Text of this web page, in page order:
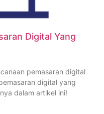
Digital Yang
pemasaran digital
digital yang
dalam artikel ini!